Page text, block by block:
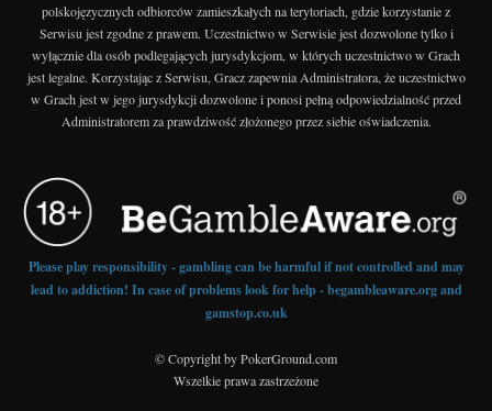
polskojęzycznych odbiorców zamieszkałych na terytoriach, gdzie korzystanie z
Serwisu jest zgodne z prawem. Uczestnictwo w Serwisie jest dozwolone tylko i
wyłącznie dla osób podlegających jurysdykcjom, w których uczestnictwo w Grach
jest legalne. Korzystając z Serwisu, Gracz zapewnia Administratora, że uczestnictwo
w Grach jest w jego jurysdykcji dozwolone i ponosi pełną odpowiedzialność przed
Administratorem za prawdziwość złożonego przez siebie oświadczenia.
Please play responsibility - gambling can be harmful if not controlled and may
lead to addiction! In case of problems look for help - begambleaware.org and
gamstop.co.uk
© Copyright by PokerGround.com
Wszelkie prawa zastrzeżone